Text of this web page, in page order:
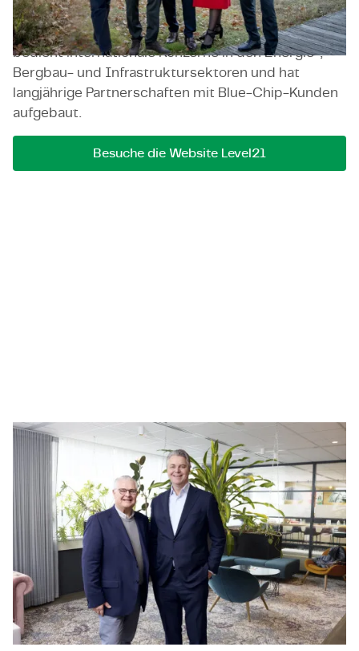
Veränderungen zu steuern und dauerhafte
Leistungsverbesserungen zu erreichen. Level21
bedient internationale Konzerne in den Energie-,
Bergbau- und Infrastruktursektoren und hat
langjährige Partnerschaften mit Blue-Chip-Kunden
aufgebaut.
Besuche die Website Level21
Sioux Technologies Belgium
Sioux Technologies Belgium ist ein Software-
Spezialist, der sich auf die Entwicklung von High-
End-Software für komplexe technologische
Anwendungen konzentriert. Mit tiefgehender
Expertise in Embedded und komplexer
Softwareentwicklung stärken sie unsere Software-
Kompetenzen und Position auf dem belgischen
Markt. Das Team ist bekannt dafür, technische
Exzellenz mit einer starken kulturellen